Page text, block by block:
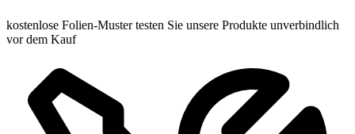
kostenlose Folien-Muster testen Sie unsere Produkte unverbindlich
vor dem Kauf